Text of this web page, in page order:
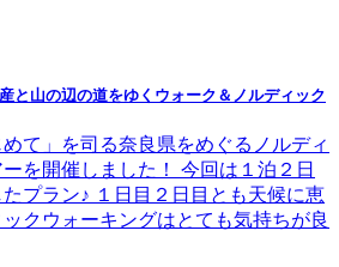
と山の辺の道をゆくウォーク＆ノルディック
て」を司る奈良県をめぐるノルディ
を開催しました！ 今回は１泊２日
プラン♪ １日目２日目とも天候に恵
クウォーキングはとても気持ちが良